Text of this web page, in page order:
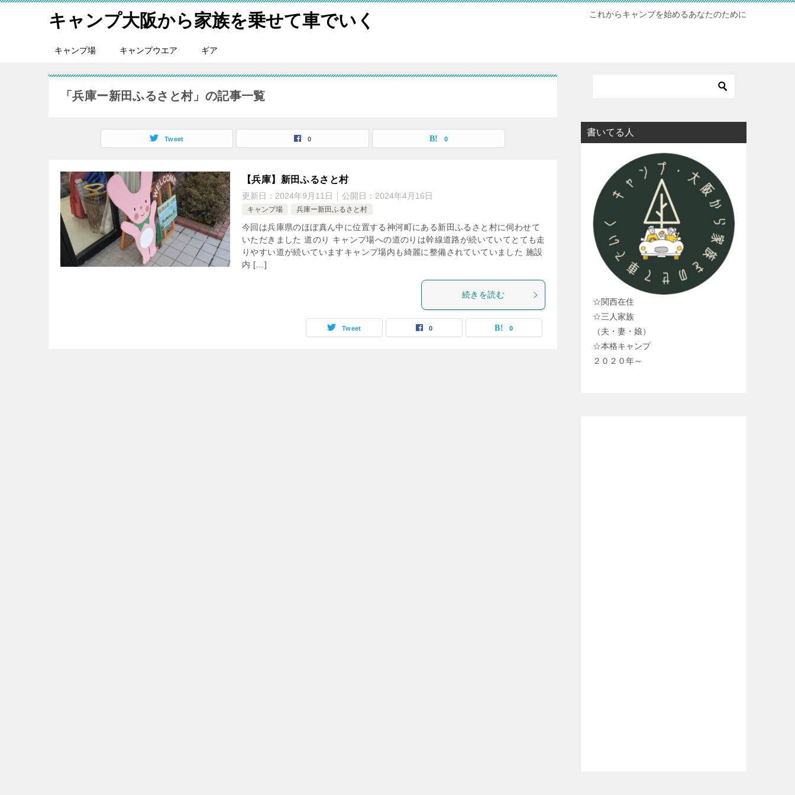
キャンプ大阪から家族を乗せて車でいく これからキャンプを始めるあなたのために
キャンプ場 キャンプウエア ギア
「兵庫ー新田ふるさと村」の記事一覧
Tweet 0 0
【兵庫】新田ふるさと村
更新日： 2024年9月11日 公開日： 2024年4月16日
キャンプ場 兵庫ー新田ふるさと村
今回は兵庫県のほぼ真ん中に位置する神河町にある新田ふるさと村に伺わせて
いただきました 道のり キャンプ場への道のりは幹線道路が続いていてとても走
りやすい道が続いていますキャンプ場内も綺麗に整備されていていました 施設
内 […]
続きを読む
Tweet 0 0
書いてる人
☆関西在住
☆三人家族
（夫・妻・娘）
☆本格キャンプ
２０２０年～